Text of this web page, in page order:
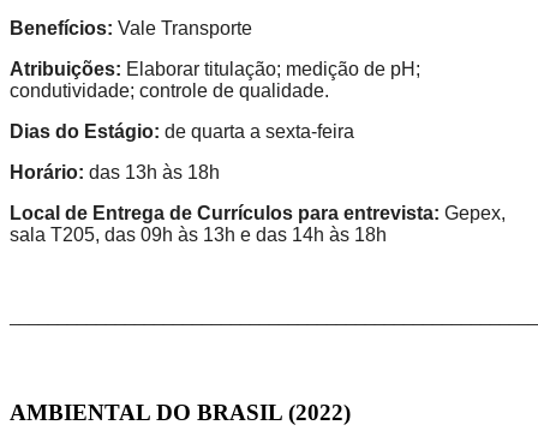
Benefícios: Vale Transporte
Atribuições: Elaborar titulação; medição de pH;
condutividade; controle de qualidade.
Dias do Estágio: de quarta a sexta-feira
Horário: das 13h às 18h
Local de Entrega de Currículos para entrevista: Gepex,
sala T205, das 09h às 13h e das 14h às 18h
AMBIENTAL DO BRASIL (2022)